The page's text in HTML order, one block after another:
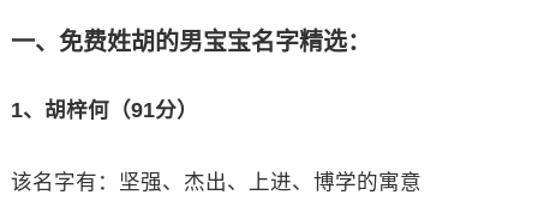
一、免费姓胡的男宝宝名字精选：
1、胡梓何（91分）
该名字有：坚强、杰出、上进、博学的寓意